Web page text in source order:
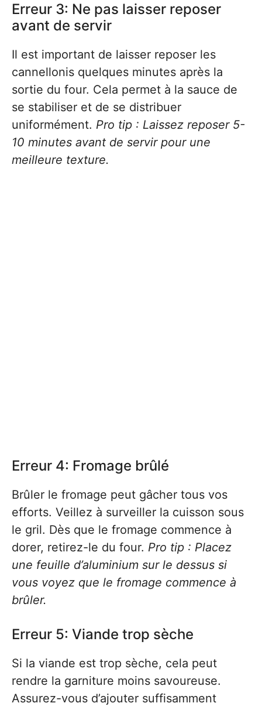
Erreur 3: Ne pas laisser reposer
avant de servir
Il est important de laisser reposer les
cannellonis quelques minutes après la
sortie du four. Cela permet à la sauce de
se stabiliser et de se distribuer
uniformément. Pro tip : Laissez reposer 5-
10 minutes avant de servir pour une
meilleure texture.
Erreur 4: Fromage brûlé
Brûler le fromage peut gâcher tous vos
efforts. Veillez à surveiller la cuisson sous
le gril. Dès que le fromage commence à
dorer, retirez-le du four. Pro tip : Placez
une feuille d’aluminium sur le dessus si
vous voyez que le fromage commence à
brûler.
Erreur 5: Viande trop sèche
Si la viande est trop sèche, cela peut
rendre la garniture moins savoureuse.
Assurez-vous d’ajouter suffisamment